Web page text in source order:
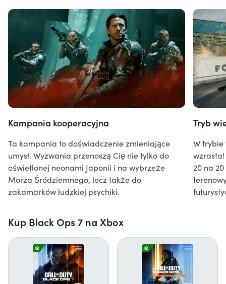
Kampania kooperacyjna
Ta kampania to doświadczenie zmieniające
umysł. Wyzwania przenoszą Cię nie tylko do
oświetlonej neonami Japonii i na wybrzeże
Morza Śródziemnego, lecz także do
zakamarków ludzkiej psychiki.
Tryb
W trybie
20 na
Kup Black Ops 7 na Xbox